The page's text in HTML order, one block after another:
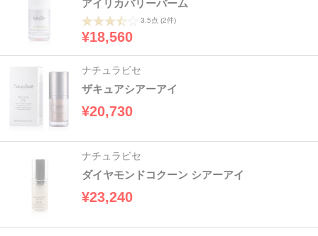
アイリカバリーバーム
3.5点 (2件)
¥18,560
ナチュラビセ
ザキュアシアーアイ
¥20,730
ナチュラビセ
ダイヤモンドコクーン シアーアイ
¥23,240